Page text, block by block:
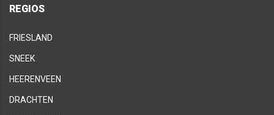
REGIOS
FRIESLAND
SNEEK
HEERENVEEN
DRACHTEN